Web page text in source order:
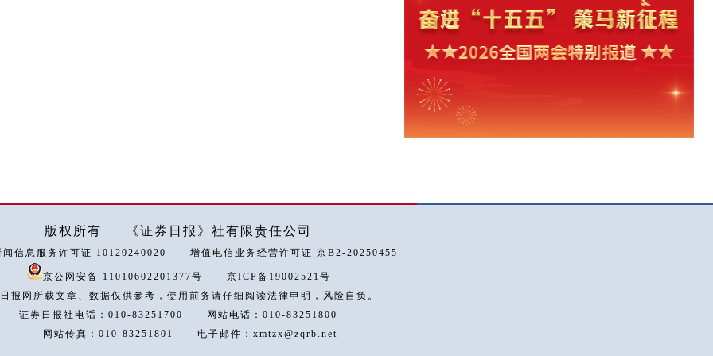
版权所有 《证券日报》社有限责任公司
闻信息服务许可证 10120240020 增值电信业务经营许可证 京B2-20250455
京公网安备 11010602201377号
京ICP备19002521号
报网所载文章、数据仅供参考，使用前务请仔细阅读法律申明，风险自负。
证券日报社电话：010-83251700
网站电话：010-83251800
网站传真：010-83251801
电子邮件：xmtzx@zqrb.net